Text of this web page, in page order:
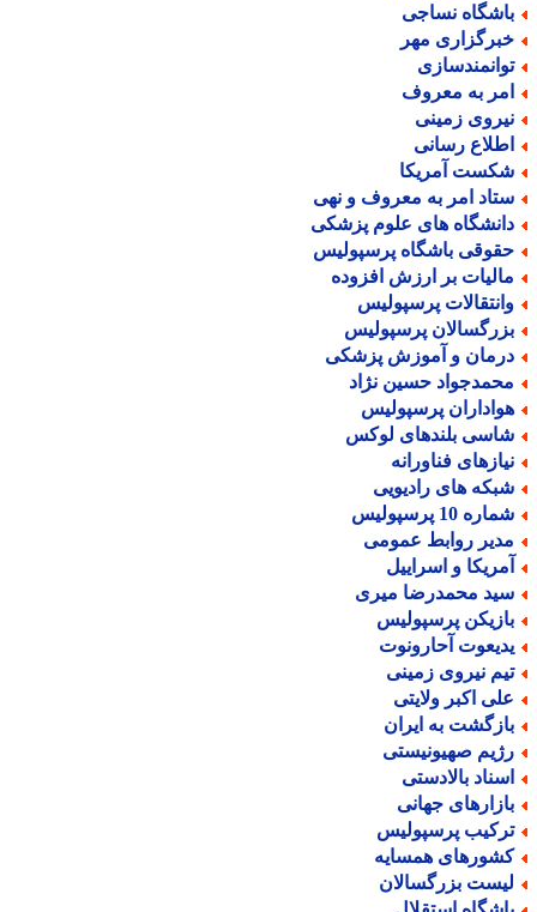
نساجی
مهر
به معروف
زمینی
رسانی
آمریکا
امر به معروف و نهی
های علوم پزشکی
باشگاه پرسپولیس
بر ارزش افزوده
پرسپولیس
پرسپولیس
و آموزش پزشکی
حسین نژاد
پرسپولیس
بلندهای لوکس
فناورانه
های رادیویی
10 پرسپولیس
روابط عمومی
و اسراییل
محمدرضا میری
پرسپولیس
آحارونوت
نیروی زمینی
اکبر ولایتی
به ایران
صهیونیستی
بالادستی
جهانی
پرسپولیس
همسایه
بزرگسالان